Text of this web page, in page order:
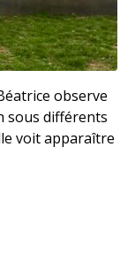
observe
sous différents
voit apparaître